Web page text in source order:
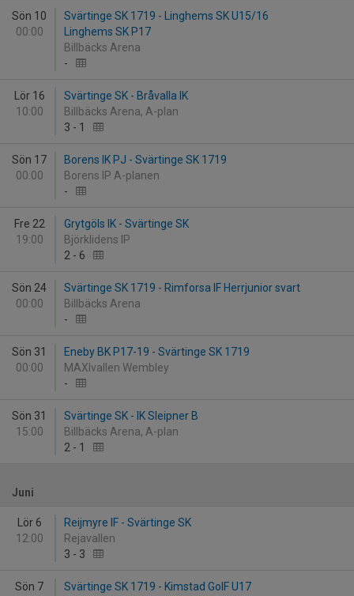
Sön 10
00:00
Svärtinge SK 1719 - Linghems SK U15/16
Linghems SK P17
Billbäcks Arena
-
Lör 16
10:00
Svärtinge SK - Bråvalla IK
Billbäcks Arena, A-plan
3 - 1
Sön 17
00:00
Borens IK PJ - Svärtinge SK 1719
Borens IP A-planen
-
Fre 22
19:00
Grytgöls IK - Svärtinge SK
Björklidens IP
2 - 6
Sön 24
00:00
Svärtinge SK 1719 - Rimforsa IF Herrjunior svart
Billbäcks Arena
-
Sön 31
00:00
Eneby BK P17-19 - Svärtinge SK 1719
MAXIvallen Wembley
-
Sön 31
15:00
Svärtinge SK - IK Sleipner B
Billbäcks Arena, A-plan
2 - 1
Juni
Lör 6
12:00
Reijmyre IF - Svärtinge SK
Rejavallen
3 - 3
Sön 7 Svärtinge SK 1719 - Kimstad GoIF U17